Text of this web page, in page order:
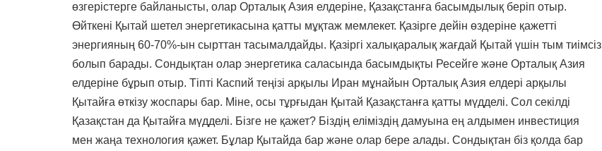
өзгерістерге байланысты, олар Орталық Азия елдеріне, Қазақстанға басымдылық беріп отыр.
Өйткені Қытай шетел энергетикасына қатты мұқтаж мемлекет. Қазірге дейін өздеріне қажетті
энергияның 60-70%-ын сырттан тасымалдайды. Қазіргі халықаралық жағдай Қытай үшін тым тиімсіз
болып барады. Сондықтан олар энергетика саласында басымдықты Ресейге және Орталық Азия
елдеріне бұрып отыр. Тіпті Каспий теңізі арқылы Иран мұнайын Орталық Азия елдері арқылы
Қытайға өткізу жоспары бар. Міне, осы тұрғыдан Қытай Қазақстанға қатты мүдделі. Сол секілді
Қазақстан да Қытайға мүдделі. Бізге не қажет? Біздің еліміздің дамуына ең алдымен инвестиция
мен жаңа технология қажет. Бұлар Қытайда бар және олар бере алады. Сондықтан біз қолда бар